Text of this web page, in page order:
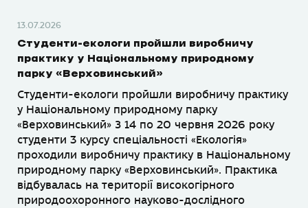
13.07.2026
Студенти-екологи пройшли виробничу
практику у Національному природному
парку «Верховинський»
Студенти-екологи пройшли виробничу практику
у Національному природному парку
«Верховинський» З 14 по 20 червня 2026 року
студенти 3 курсу спеціальності «Екологія»
проходили виробничу практику в Національному
природному парку «Верховинський». Практика
відбувалась на території високогірного
природоохоронного науково-дослідного